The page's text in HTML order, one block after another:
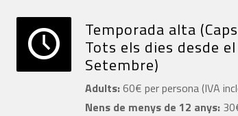
Temporada alta
Tots els dies desde
Setembre)
Adults:60€ per persona (IVA
Nens de menys de 12 anys: